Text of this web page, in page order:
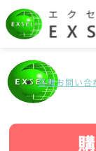
各種お問い合